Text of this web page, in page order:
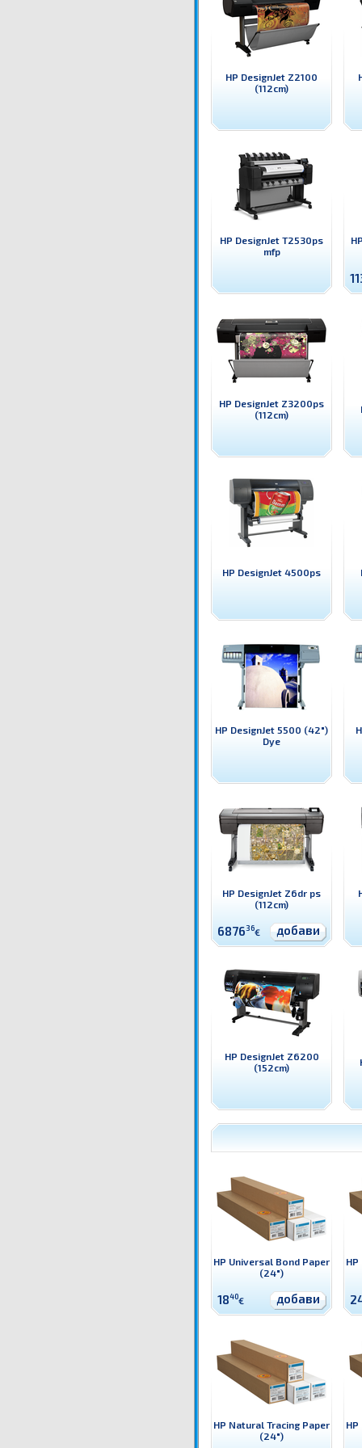
HP DesignJet Z2100
(112cm)
HP DesignJet T2530ps
mfp
HP DesignJet Z3200ps
(112cm)
HP DesignJet 4500ps
HP DesignJet 5500 (42")
Dye
HP DesignJet Z6dr ps
(112cm)
687636€ добави
HP DesignJet Z6200
(152cm)
HP Universal Bond Paper
(24")
1840€ добави
HP Natural Tracing Paper
(24")